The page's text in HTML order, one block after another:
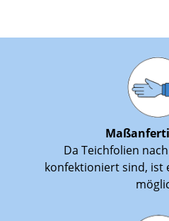
Da Teichfolien
konfektioniert sind, ist